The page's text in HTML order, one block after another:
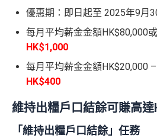
優惠期：即日起至 2025年9月
每月平均薪金金額HK$80,000
HK$1,000
每月平均薪金金額HK$20,000
HK$400
維持出糧戶口結餘可賺高達
「維持出糧戶口結餘」任務